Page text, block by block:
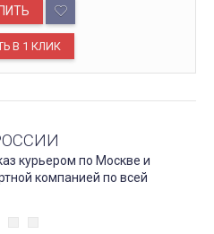
курьером по Москве и
компанией по всей